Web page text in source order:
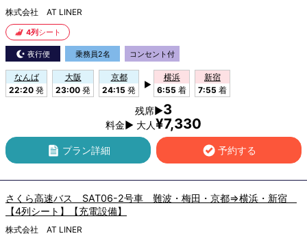
株式会社 AT LINER
4列 シート
夜行便 乗務員2名 コンセント付
なんば
22:20 発
大阪
23:00 発
京都
24:15 発
▶
横浜
6:55 着
新宿
7:55 着
残席▶3
料金▶ 大人¥7,330
プラン詳細 予約する
さくら高速バス SAT06-2号車 難波・梅田・京都⇒横浜・新宿
【4列シート】【充電設備】
株式会社 AT LINER